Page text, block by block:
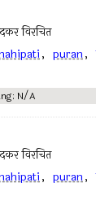
विरचित
, puran,
N/A
विरचित
, puran,